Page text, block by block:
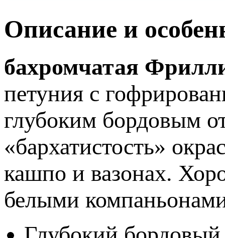
Описание и
бахромчатая
петуния с
глубоким бордовым
«бархатистость»
кашпо и вазонах.
белыми